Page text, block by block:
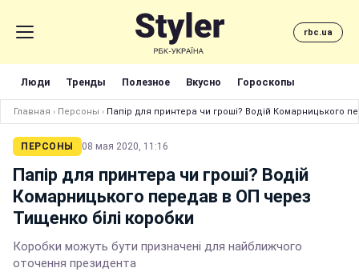
rbc.ua
Люди Тренды Полезное Вкусно Гороскопы
Главная › Персоны › Папір для принтера чи гроші? Водій Комарницького
ПЕРСОНЫ 08 мая 2020, 11:16
Папір для принтера чи гроші? Водій
Комарницького передав в ОП через
Тищенко білі коробки
Коробки можуть бути призначені для найближчого
оточення президента